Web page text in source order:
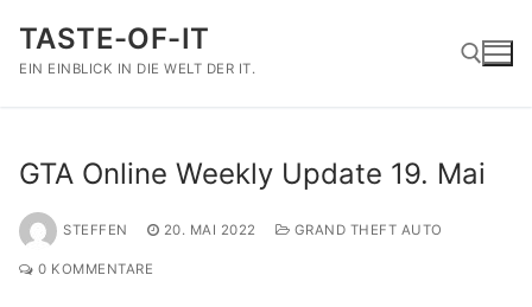
Inhalt
springen
TASTE-OF-IT
EIN EINBLICK IN DIE WELT DER IT.
GTA Online Weekly Update 19. Mai
STEFFEN 20. MAI 2022 GRAND THEFT AUTO
0 KOMMENTARE